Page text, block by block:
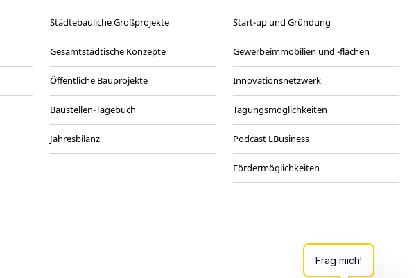
Städtebauliche Großprojekte
Gesamtstädtische Konzepte
Öffentliche Bauprojekte
Baustellen-Tagebuch
Jahresbilanz
Start-up und Gründung
Gewerbeimmobilien und -flächen
Innovationsnetzwerk
Tagungsmöglichkeiten
Podcast LBusiness
Fördermöglichkeiten